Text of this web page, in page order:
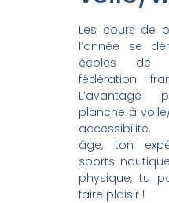
Les cours de
l’année se
écoles de
fédération
planche à
accessibilité.
âge, ton
sports
physique, tu
faire plaisir !